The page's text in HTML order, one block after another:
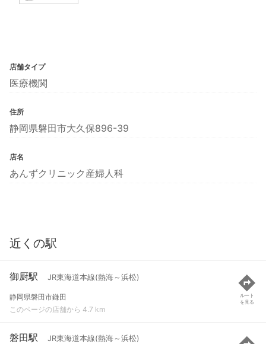
店舗タイプ
医療機関
住所
静岡県磐田市大久保896-39
店名
あんずクリニック産婦人科
近くの駅
御厨駅 JR東海道本線(熱海～浜松)
静岡県磐田市鎌田
このページの店舗から 4.7 km
ルート
を見る
磐田駅 JR東海道本線(熱海～浜松)